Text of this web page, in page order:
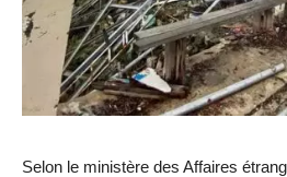
Selon le ministère des Affaires